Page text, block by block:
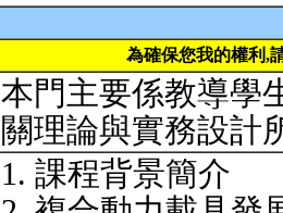
為確保您我的權利,
本門主要係教導學
關理論與實務設計
1. 課程背景簡介